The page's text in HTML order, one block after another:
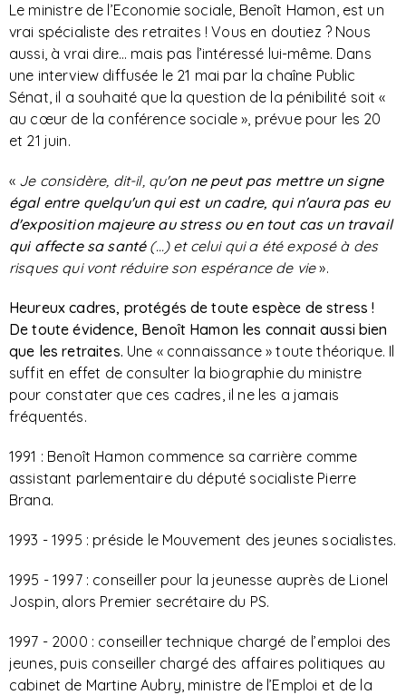
Le ministre de l’Economie sociale, Benoît Hamon, est un
vrai spécialiste des retraites ! Vous en doutiez ? Nous
aussi, à vrai dire… mais pas l’intéressé lui-même. Dans
une interview diffusée le 21 mai par la chaîne Public
Sénat, il a souhaité que la question de la pénibilité soit «
au cœur de la conférence sociale », prévue pour les 20
et 21 juin.
« Je considère, dit-il, qu'on ne peut pas mettre un signe
égal entre quelqu'un qui est un cadre, qui n'aura pas eu
d'exposition majeure au stress ou en tout cas un travail
qui affecte sa santé (...) et celui qui a été exposé à des
risques qui vont réduire son espérance de vie».
Heureux cadres, protégés de toute espèce de stress !
De toute évidence, Benoît Hamon les connait aussi bien
que les retraites. Une « connaissance » toute théorique. Il
suffit en effet de consulter la biographie du ministre
pour constater que ces cadres, il ne les a jamais
fréquentés.
1991 : Benoît Hamon commence sa carrière comme
assistant parlementaire du député socialiste Pierre
Brana.
1993 - 1995 : préside le Mouvement des jeunes socialistes.
1995 - 1997 : conseiller pour la jeunesse auprès de Lionel
Jospin, alors Premier secrétaire du PS.
1997 - 2000 : conseiller technique chargé de l’emploi des
jeunes, puis conseiller chargé des affaires politiques au
cabinet de Martine Aubry, ministre de l’Emploi et de la